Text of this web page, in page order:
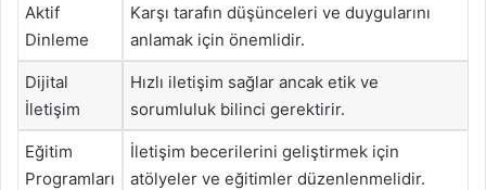
Aktif
Dinleme
Karşı tarafın düşünceleri ve duygularını
anlamak için önemlidir.
Dijital
İletişim
Hızlı iletişim sağlar ancak etik ve
sorumluluk bilinci gerektirir.
Eğitim
Programları
İletişim becerilerini geliştirmek için
atölyeler ve eğitimler düzenlenmelidir.